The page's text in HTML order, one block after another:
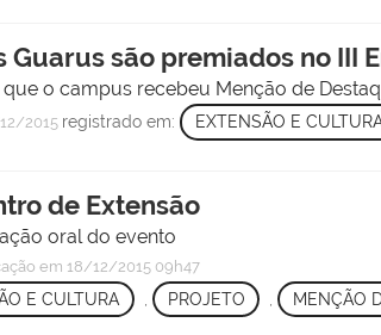
são premiados no III
o campus recebeu Menção de
2015 registrado em: EXTENSÃO E
de Extensão
oral do evento
em 18/12/2015 09h47
E CULTURA PROJETO , MENÇÃO